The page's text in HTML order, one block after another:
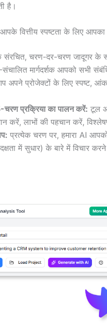
है।
वित्तीय स्पष्टता के लिए आपका
संरचित, चरण-दर-चरण जादूगर
मार्गदर्शक आपको सभी
अपने प्रोजेक्टों के लिए स्पष्ट,
चरण प्रक्रिया का पालन करें: टूल
करें, लाभों की पहचान करें,
प्रत्येक चरण पर, हमारा AI
दक्षता में सुधार) के बारे में विचार